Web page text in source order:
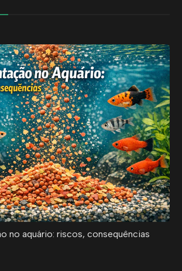
no aquário: riscos, consequências